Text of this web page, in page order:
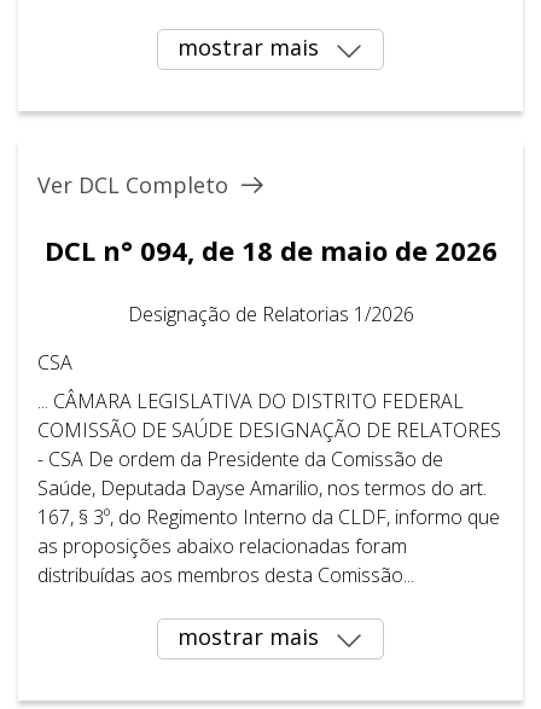
mostrar mais
Ver DCL Completo
DCL n° 094, de 18 de maio de 2026
Designação de Relatorias 1/2026
CSA
... CÂMARA LEGISLATIVA DO DISTRITO FEDERAL ​ ​
COMISSÃO DE SAÚDE DESIGNAÇÃO DE RELATORES
- CSA De ordem da Presidente da Comissão de
Saúde, Deputada Dayse Amarilio, nos termos do art.
167, § 3º, do Regimento Interno da CLDF, informo que
as proposições abaixo relacionadas foram
distribuídas aos membros desta Comissão...
mostrar mais